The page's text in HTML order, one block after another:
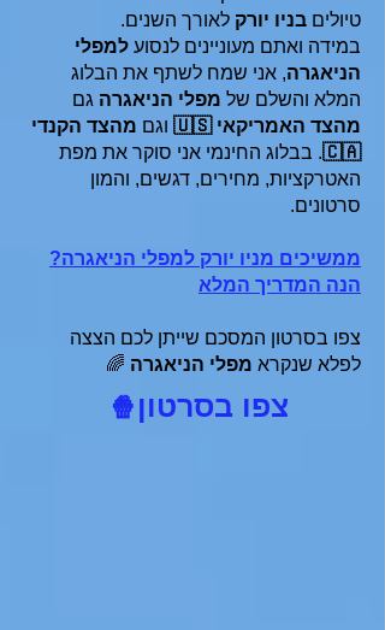
טיולים בניו יורק לאורך השנים.
במידה ואתם מעוניינים לנסוע למפלי
הניאגרה, אני שמח לשתף את הבלוג
המלא והשלם של מפלי הניאגרה גם
מהצד האמריקאי 🇺🇸
וגם מהצד הקנדי
🇨🇦. בבלוג החינמי אני סוקר את מפת
האטרקציות, מחירים, דגשים, והמון
סרטונים.
ממשיכים מניו יורק למפלי הניאגרה?
הנה המדריך המלא
צפו בסרטון המסכם שייתן לכם הצצה
לפלא שנקרא מפלי הניאגרה 🌈
צפו בסרטון🍿